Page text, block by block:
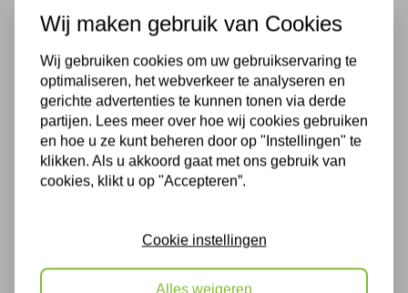
Straatnaam:
Krakenburg
Uitvoerdatum:
03-09-2024
Vrijstaande woning natuurvriendelijk
isoleren
Wij maken gebruik van Cookies
Wij gebruiken cookies om uw gebruikservaring te
optimaliseren, het webverkeer te analyseren en
gerichte advertenties te kunnen tonen via derde
partijen. Lees meer over hoe wij cookies gebruiken
en hoe u ze kunt beheren door op "Instellingen" te
klikken. Als u akkoord gaat met ons gebruik van
cookies, klikt u op "Accepteren”.
Cookie instellingen
Alles weigeren